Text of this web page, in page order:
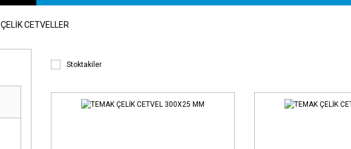
ÇELİK CETVELLER
Stoktakiler